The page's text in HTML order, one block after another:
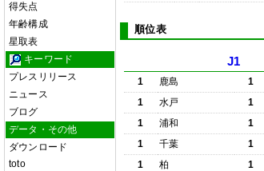
得失点
年齢構成
星取表
キーワード
プレスリリース
ニュース
ブログ
データ・その他
ダウンロード
toto
順位表
J1
1 鹿島 1
1
水戸 1
1
浦和 1
1
千葉 1
1
柏 1